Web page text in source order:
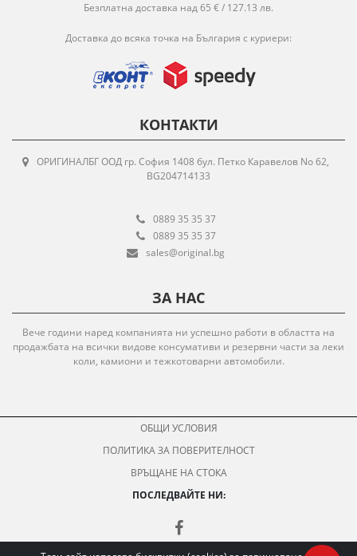
Безплатна доставка над 65 € / 127.13 лв.
Доставка до всяка точка на България с куриери:
КОНТАКТИ
ОРИГИНАЛБГ ООД гр. София 1408 бул. Петко Каравелов No 62,
BG204714133
0889 35 35 37
0889 35 35 37
sales@original.bg
ЗА НАС
Вече години наред компанията ни успешно работи в областта на
продажбата на всички видове консумативи и резервни части за леки
коли, камиони и тежкотоварни автомобили.
ОБЩИ УСЛОВИЯ
ПОЛИТИКА ЗА ПОВЕРИТЕЛНОСТ
ВРЪЩАНЕ НА СТОКА
ПОСЛЕДВАЙТЕ НИ: